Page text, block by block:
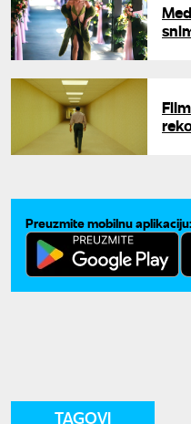
Preuzmite mobilnu aplikaciju:
TAGOVI